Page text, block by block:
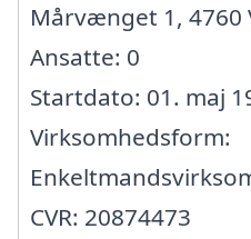
Mårvænget 1, 4760
Ansatte: 0
Startdato: 01. maj
Virksomhedsform:
CVR: 20874473